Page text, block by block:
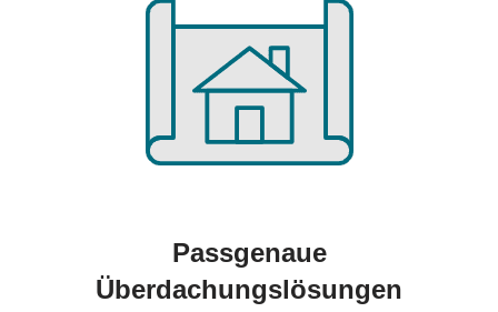
Passgenaue
Überdachungslösungen